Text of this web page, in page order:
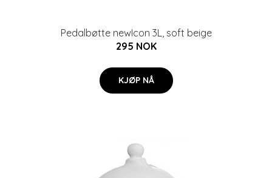
Pedalbøtte newIcon 3L, soft beige
295 NOK
KJØP NÅ